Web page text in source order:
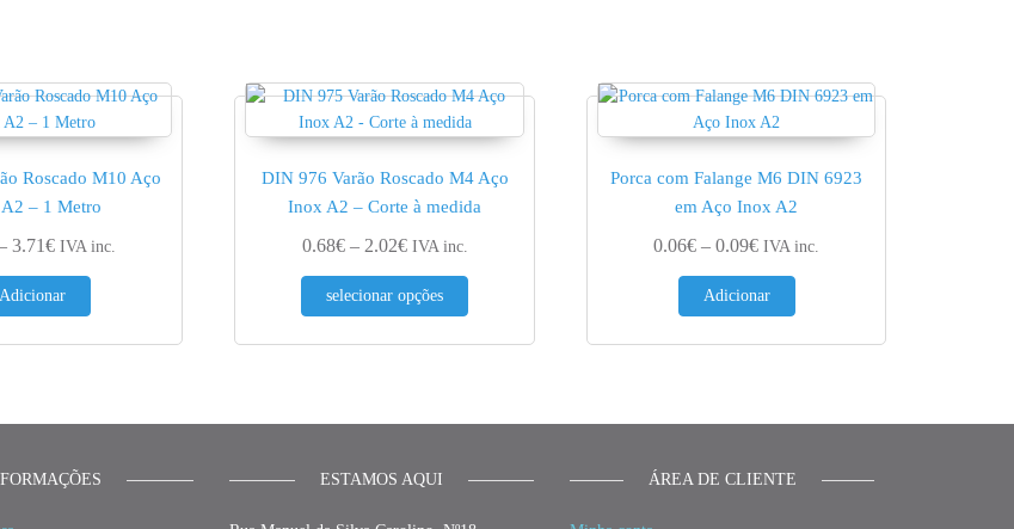
Roscado M10 Aço
– 1 Metro
3.71€Price range: 3.15€ through 3.71€
IVA inc.
Adicionar
DIN 976 Varão Roscado M4 Aço
Inox A2 – Corte à medida
0.68€ – 2.02€Price range: 0.68€ through 2.02€
IVA inc.
selecionar opções
This product has multiple variants. The options may be chosen on the product
Porca com Falange M6 DIN 6923
em Aço Inox A2
0.06€ – 0.09€Price range: 0.06€ through 0.09€
IVA inc.
Adicionar
ESTAMOS AQUI ÁREA DE CLIENTE